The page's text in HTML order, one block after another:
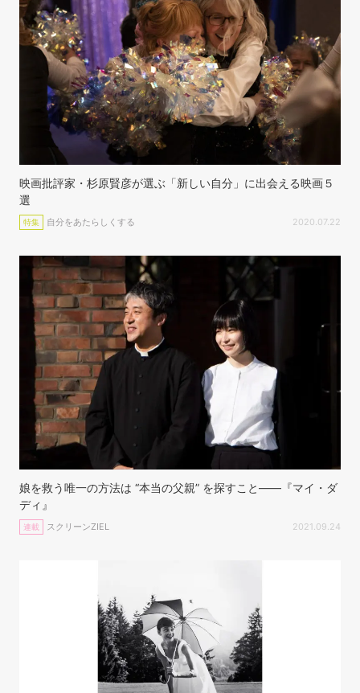
映画批評家・杉原賢彦が選ぶ「新しい自分」に出会える映画５
選
特集 自分をあたらしくする 2020.07.22
娘を救う唯一の方法は “本当の父親” を探すこと——『マイ・ダ
ディ』
連載 スクリーンZIEL 2021.09.24